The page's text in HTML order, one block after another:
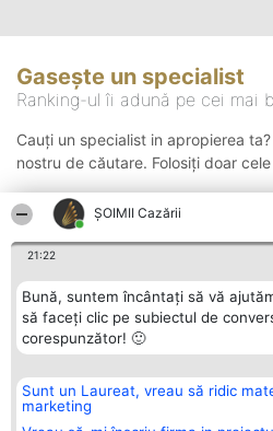
ȘOIMII Cazării
21:22
Bună, suntem încântați să vă
să faceți clic pe subiectul de
corespunzător! 🙂
Sunt un Laureat, vreau să ridic
marketing
Gasește un specialist
Ranking-ul îi adună pe cei mai
Cauți un specialist in apropierea
nostru de căutare. Folosiți doar
Organizator Ranking
BRIGHT SOLUTIONS BR SRL
Aleea Timisul De Sus 2 Bl. A30
Plebiscyt
Lista Tuturor